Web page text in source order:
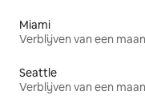
Miami
Verblijven van een
Seattle
Verblijven van een